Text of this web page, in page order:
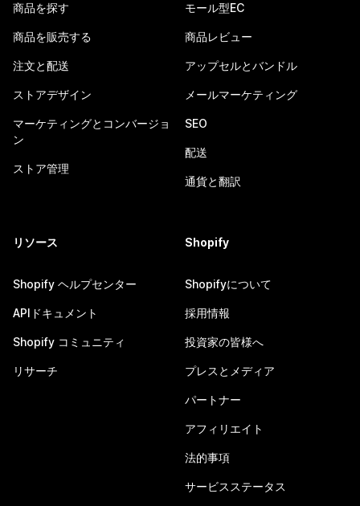
商品を探す
商品を販売する
注文と配送
ストアデザイン
マーケティングとコンバージョ
ン
ストア管理
モール型EC
商品レビュー
アップセルとバンドル
メールマーケティング
SEO
配送
通貨と翻訳
リソース
Shopify ヘルプセンター
APIドキュメント
Shopify コミュニティ
リサーチ
Shopify
Shopifyについて
採用情報
投資家の皆様へ
プレスとメディア
パートナー
アフィリエイト
法的事項
サービスステータス